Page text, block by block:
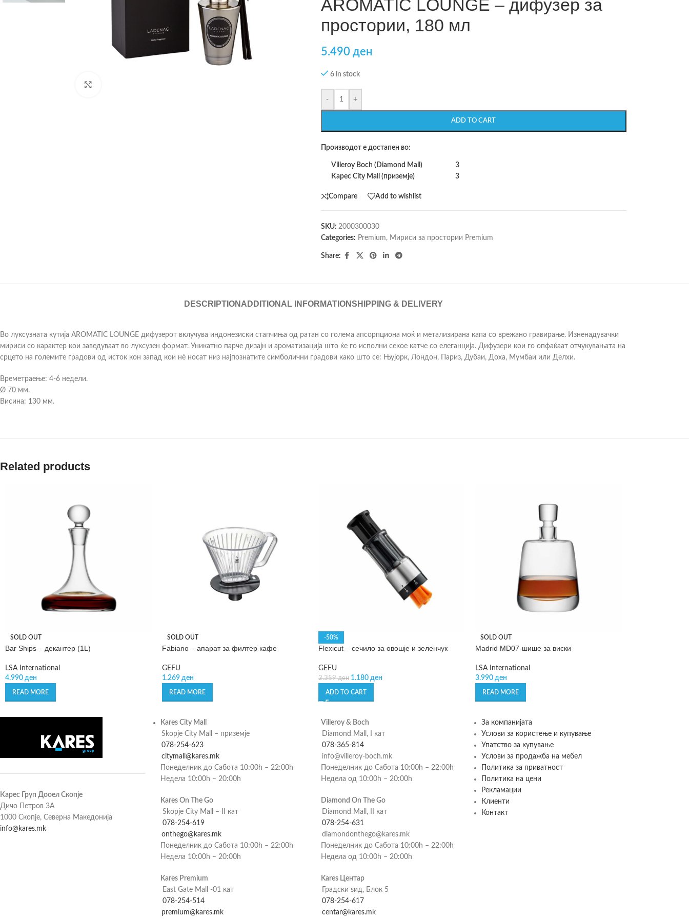
AROMATIC LOUNGE – дифузер за
простории, 180 мл
5.490 ден
6 in stock
- +
ADD TO CART
Производот е достапен во:
Villeroy Boch (Diamond Mall)
3
Карес City Mall (приземје)
3
Compare Add to wishlist
SKU: 2000300030
Categories: Premium, Мириси за простории Premium
Share:
DESCRIPTION ADDITIONAL INFORMATIONSHIPPING & DELIVERY
Во луксузната кутија AROMATIC LOUNGE дифузерот вклучува индонезиски стапчиња од ратан со голема апсорпциона моќ и метализирана капа со врежано гравирање. Изненадувачки
мириси со карактер кои заведуваат во луксузен формат. Уникатно парче дизајн и ароматизација што ќе го исполни секое катче со елеганција. Дифузери кои го опфаќаат отчукувањата на
срцето на големите градови од исток кон запад кои нè носат низ најпознатите симболични градови како што се: Њујорк, Лондон, Париз, Дубаи, Доха, Мумбаи или Делхи.
Времетраење: 4-6 недели.
Ø 70 мм.
Висина: 130 мм.
Related products
SOLD OUT
Bar Ships – декантер (1L)
LSA International
4.990 ден
READ MORE
SOLD OUT
Fabiano – апарат за филтер кафе
GEFU
1.269 ден
READ MORE
-50%
Flexicut – сечило за овошје и зеленчук
GEFU
2.359ден 1.180 ден
ADD TO CART
SOLD OUT
Madrid MD07-шише за виски
LSA International
3.990 ден
READ MORE
Карес Груп Дооел Скопје
Дичо Петров 3А
1000 Скопје, Северна Македонија
info@kares.mk
Kares City Mall
Skopje City Mall – приземје
078-254-623
citymall@kares.mk
Понеделник до Сабота 10:00h – 22:00h
Недела 10:00h – 20:00h
Kares On The Go
Skopje City Mall – II кат
078-254-619
onthego@kares.mk
Понеделник до Сабота 10:00h – 22:00h
Недела 10:00h – 20:00h
Kares Premium
East Gate Mall -01 кат
078-254-514
premium@kares.mk
Villeroy & Boch
Diamond Mall, I кат
078-365-814
info@villeroy-boch.mk
Понеделник до Сабота 10:00h – 22:00h
Недела од 10:00h – 20:00h
Diamond On The Go
Diamond Mall, II кат
078-254-631
diamondonthego@kares.mk
Понеделник до Сабота 10:00h – 22:00h
Недела од 10:00h – 20:00h
Kares Центар
Градски ѕид, Блок 5
078-254-617
centar@kares.mk
За компанијата
Услови за користење и купување
Упатство за купување
Услови за продажба на мебел
Политика за приватност
Политика на цени
Рекламации
Клиенти
Контакт